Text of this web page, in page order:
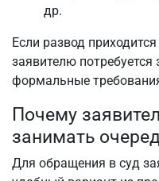
др.
Если развод
заявителю потребуется
формальные
Почему
занимать
Для обращения в суд